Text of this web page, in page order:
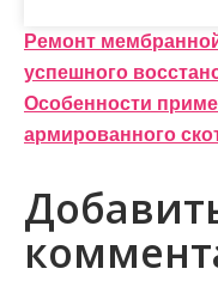
Н
а
в
и
г
а
Ремонт
успешного
Особенности
армированного